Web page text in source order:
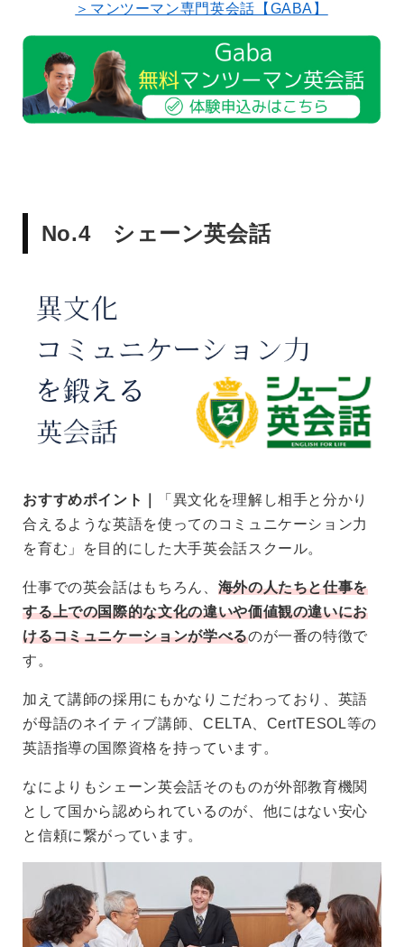
＞マンツーマン専門英会話【GABA】
No.4 シェーン英会話
おすすめポイント｜
「異文化を理解し相手と分かり
合えるような英語を使ってのコミュニケーション力
を育む」を目的にした大手英会話スクール。
仕事での英会話はもちろん、 海外の人たちと仕事を
する上での国際的な文化の違いや価値観の違いにお
けるコミュニケーションが学べるのが一番の特徴で
す。
加えて講師の採用にもかなりこだわっており、英語
が母語のネイティブ講師、CELTA、CertTESOL等の
英語指導の国際資格を持っています。
なによりもシェーン英会話そのものが外部教育機関
として国から認められているのが、他にはない安心
と信頼に繋がっています。